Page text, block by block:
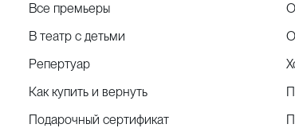
Все премьеры
В театр с детьми
Репертуар
Как купить и вернуть
Подарочный сертификат